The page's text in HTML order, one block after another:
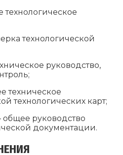
технологической
руководство,
техническое
технологических карт;
руководство
документации.